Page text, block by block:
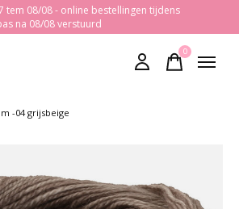
tem 08/08 - online bestellingen tijdens
na 08/08 verstuurd
0items
-04 grijsbeige